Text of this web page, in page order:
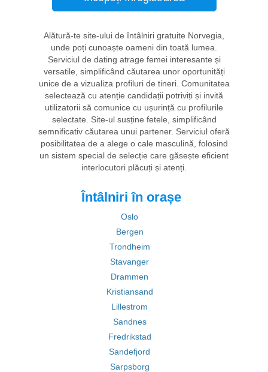
Alătură-te site-ului de întâlniri gratuite Norvegia,
unde poți cunoaște oameni din toată lumea.
Serviciul de dating atrage femei interesante și
versatile, simplificând căutarea unor oportunități
unice de a vizualiza profiluri de tineri. Comunitatea
selectează cu atenție candidații potriviți și invită
utilizatorii să comunice cu ușurință cu profilurile
selectate. Site-ul susține fetele, simplificând
semnificativ căutarea unui partener. Serviciul oferă
posibilitatea de a alege o cale masculină, folosind
un sistem special de selecție care găsește eficient
interlocutori plăcuți și atenți.
Întâlniri în orașe
Oslo
Bergen
Trondheim
Stavanger
Drammen
Kristiansand
Lillestrom
Sandnes
Fredrikstad
Sandefjord
Sarpsborg